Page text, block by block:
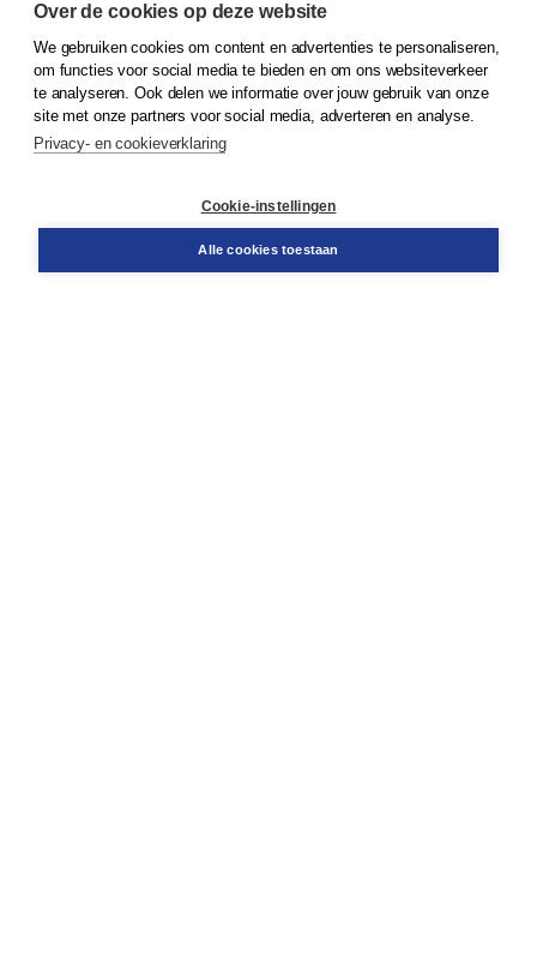
© 2026Koninklijke Boom uitgevers
Klantenservice
Service & informatie
Contact
Over de cookies op deze website
We gebruiken cookies om content en advertenties te personaliseren,
om functies voor social media te bieden en om ons websiteverkeer
te analyseren. Ook delen we informatie over jouw gebruik van onze
site met onze partners voor social media, adverteren en analyse.
Privacy- en cookieverklaring
Cookie-instellingen
Alle cookies toestaan